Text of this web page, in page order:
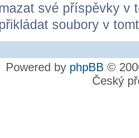
své příspěvky v
soubory v
Powered by phpBB ©
Český